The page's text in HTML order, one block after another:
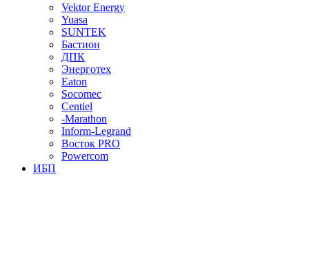
Vektor Energy
Yuasa
SUNTEK
Бастион
ДПК
Энерготех
Eaton
Socomec
Centiel
-Marathon
Inform-Legrand
Восток PRO
Powercom
ИБП